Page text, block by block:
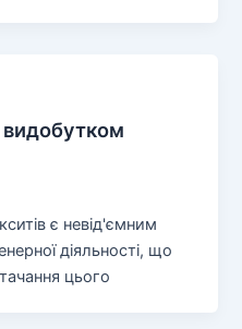
видобутком
є невід'ємним
діяльності, що
цього